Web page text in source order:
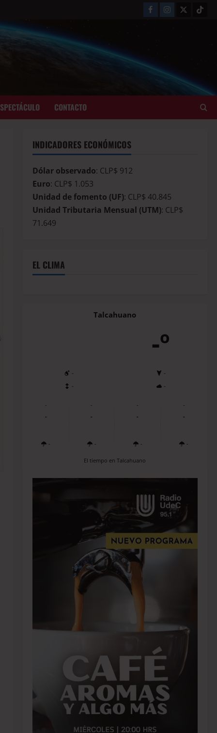
CONTACTO
INDICADORES ECONÓMICOS
Dólar observado: CLP$ 912
Euro: CLP$ 1.053
Unidad de fomento (UF): CLP$ 40.845
Unidad Tributaria Mensual (UTM): CLP$
71.649
EL CLIMA
Talcahuano
-º
-
-
-
-
-
-
-
-
-
-
-
-
-
-
-
-
El tiempo en Talcahuano